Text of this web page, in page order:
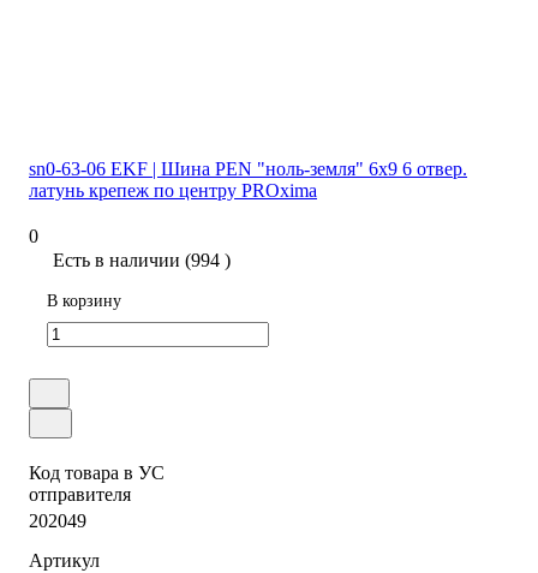
sn0-63-06 EKF | Шина PEN "ноль-земля" 6х9 6 отвер.
латунь крепеж по центру PROxima
0
Есть в наличии (994 )
В корзину
Код товара в УС
отправителя
202049
Артикул